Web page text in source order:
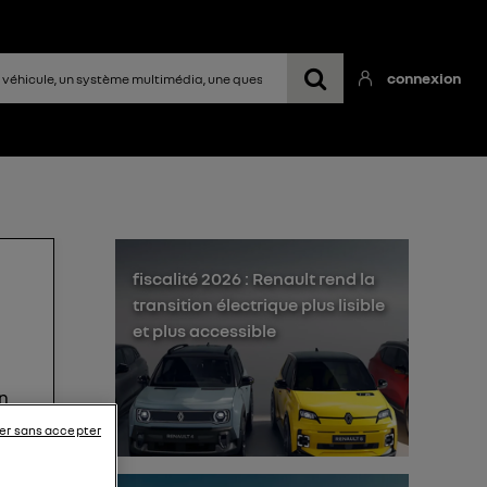
connexion
fiscalité 2026 : Renault rend la
transition électrique plus lisible
et plus accessible
sans accepter